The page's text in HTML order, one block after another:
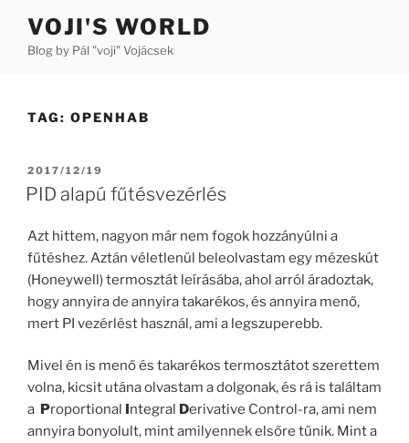
content
VOJI'S WORLD
Blog by Pál "voji" Vojácsek
TAG: OPENHAB
POSTED
ON
2017/12/19
PID alapú fűtésvezérlés
Azt hittem, nagyon már nem fogok hozzányúlni a
fűtéshez. Aztán véletlenül beleolvastam egy mézeskút
(Honeywell) termosztát leírásába, ahol arról áradoztak,
hogy annyira de annyira takarékos, és annyira menő,
mert PI vezérlést használ, ami a legszuperebb.
Mivel én is menő és takarékos termosztátot szerettem
volna, kicsit utána olvastam a dolgonak, és rá is találtam
a Proportional Integral Derivative Control-ra, ami nem
annyira bonyolult, mint amilyennek elsőre tűnik. Mint a